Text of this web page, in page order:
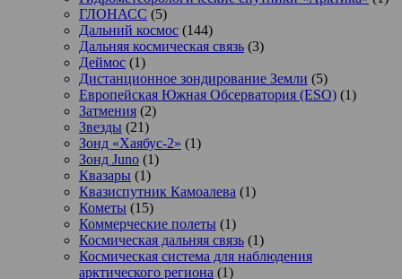
ГЛОНАСС (5)
Дальний космос (144)
Дальняя космическая связь (3)
Деймос (1)
Дистанционное зондирование Земли (5)
Европейская Южная Обсерватория (ESO) (1)
Затмения (2)
Звезды (21)
Зонд «Хаябус-2» (1)
Зонд Juno (1)
Квазары (1)
Квазиспутник Камоалева (1)
Кометы (15)
Коммерческие полеты (1)
Космическая дальняя связь (1)
Космическая система для наблюдения
арктического региона (1)